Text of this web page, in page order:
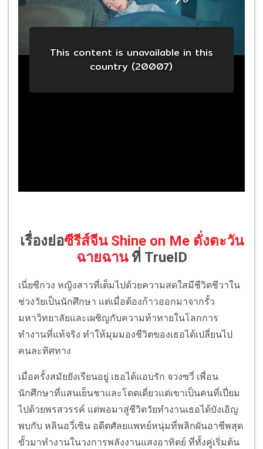
เรื่องย่อซีรีส์จีน Shine on Me ดั่งตะวัน
ฉายฉานที่ TrueID
เนี่ยซีกวง หญิงสาวที่เต็มไปด้วยความสดใสมีชีวิตชีวาใน
ช่วงวัยเป็นนักศึกษา แต่เมื่อต้องก้าวออกมาจากรั้ว
มหาวิทยาลัยและเผชิญกับความท้าทายในโลกการ
ทำงานที่แท้จริง ทำให้มุมมองชีวิตของเธอได้เปลี่ยนไป
คนละทิศทาง
เมื่อครั้งสมัยยังเรียนอยู่ เธอได้แอบรัก จวงซวี่ เพื่อน
นักศึกษาที่แสนเย็นชาและโดดเดี่ยวแต่เขาเป็นคนที่เปี่ยม
ไปด้วยพรสวรรค์ แต่พอมาสู่ชีวิตวัยทำงานเธอได้บังเอิญ
พบกับ หลินอวี่เซิน อดีตศัลยแพทย์หนุ่มที่พลิกผันอาชีพสุด
ขั้วมาทำงานในวงการพลังงานแสงอาทิตย์ ที่ทั้งคู่เริ่มต้น